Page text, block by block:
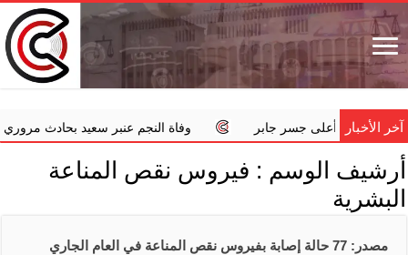
آخر الأخبار
من أعلى جسر جابر وفاة النجم عنبر سعيد بحادث مروري
أرشيف الوسم : فيروس نقص المناعة
البشرية
مصدر: 77 حالة إصابة بفيروس نقص المناعة في العام الجاري